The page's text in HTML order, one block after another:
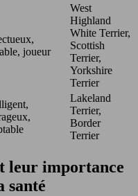
joueur
West
Highland
White Terrier,
Scottish
Terrier,
Yorkshire
Terrier
Lakeland
Terrier,
Border
Terrier
leur importance
santé